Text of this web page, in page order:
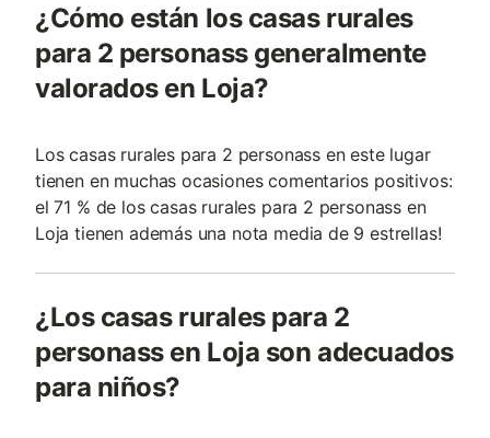
¿Cómo están los casas rurales
para 2 personass generalmente
valorados en Loja?
Los casas rurales para 2 personass en este lugar
tienen en muchas ocasiones comentarios positivos:
el 71 % de los casas rurales para 2 personass en
Loja tienen además una nota media de 9 estrellas!
¿Los casas rurales para 2
personass en Loja son adecuados
para niños?